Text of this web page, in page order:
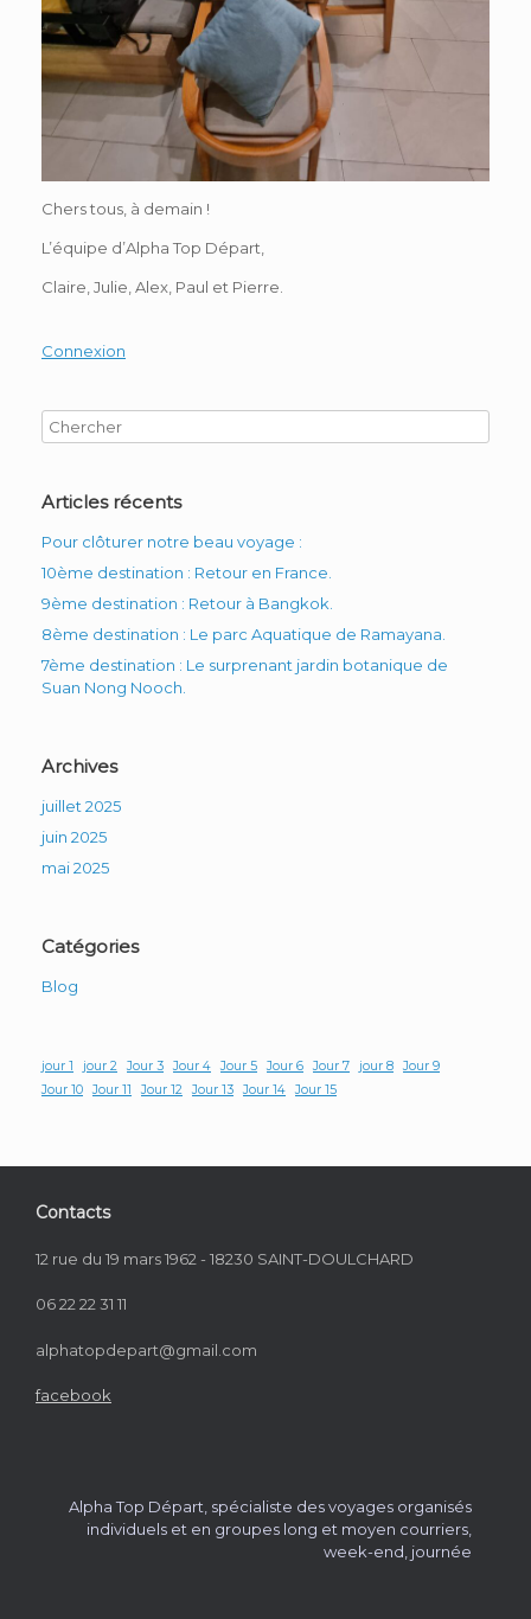
Chers tous, à demain !
L’équipe d’Alpha Top Départ,
Claire, Julie, Alex, Paul et Pierre.
Connexion
Articles récents
Pour clôturer notre beau voyage :
10ème destination : Retour en France.
9ème destination : Retour à Bangkok.
8ème destination : Le parc Aquatique de Ramayana.
7ème destination : Le surprenant jardin botanique de
Suan Nong Nooch.
Archives
juillet 2025
juin 2025
mai 2025
Catégories
Blog
jour 1 jour 2 Jour 3 Jour 4 Jour 5 Jour 6 Jour 7 jour 8
Jour 9
Jour 10
Jour 11 Jour 12 Jour 13 Jour 14 Jour 15
Contacts
12 rue du 19 mars 1962 - 18230 SAINT-DOULCHARD
06 22 22 31 11
alphatopdepart@gmail.com
facebook
Alpha Top Départ, spécialiste des voyages organisés
individuels et en groupes long et moyen courriers,
week-end, journée